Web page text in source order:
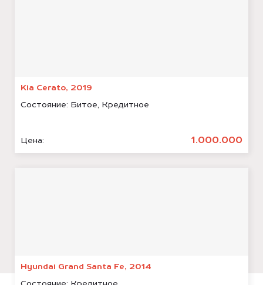
Kia Cerato, 2019
Состояние: Битое, Кредитное
Цена: 1.000.000
Hyundai Grand Santa Fe, 2014